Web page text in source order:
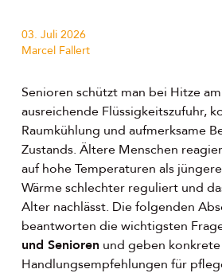
03. Juli 2026
Marcel Fallert
Senioren schützt man bei Hitze
ausreichende Flüssigkeitszufuhr,
Raumkühlung und aufmerksame
Zustands. Ältere Menschen
auf hohe Temperaturen als
Wärme schlechter reguliert und
Alter nachlässt. Die folgenden
beantworten die wichtigsten
und Senioren und geben konkrete
Handlungsempfehlungen für